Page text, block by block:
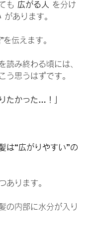
も 広がる人
を分け
があります。
を伝えます。
読み終わる頃には、
う思うはずです。
たかった…！」
は“広がりやすい”の
あります。
の内部に水分が入り